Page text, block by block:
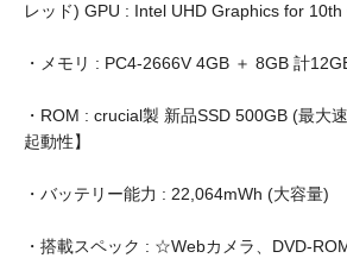
レッド) GPU : Intel UHD Graphics for
・メモリ : PC4-2666V 4GB ＋ 8GB 計
・ROM : crucial製 新品SSD 500GB (最大
起動性】
・バッテリー能力 : 22,064mWh (大容量)
・搭載スペック : ☆Webカメラ、DVD-